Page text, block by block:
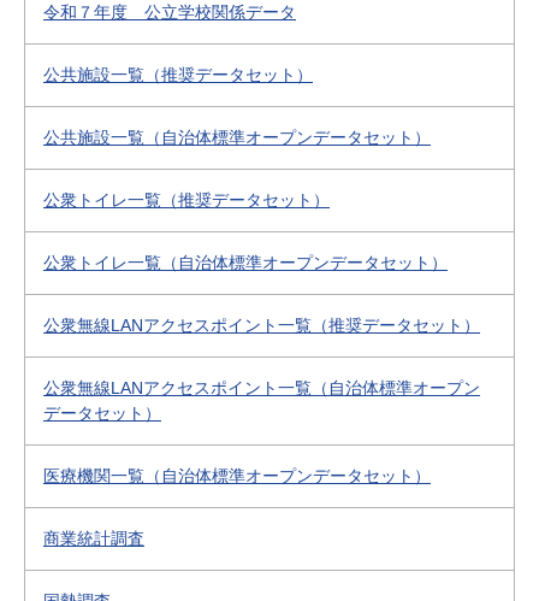
令和７年度 公立学校関係データ
公共施設一覧（推奨データセット）
公共施設一覧（自治体標準オープンデータセット）
公衆トイレ一覧（推奨データセット）
公衆トイレ一覧（自治体標準オープンデータセット）
公衆無線LANアクセスポイント一覧（推奨データセット）
公衆無線LANアクセスポイント一覧（自治体標準オープン
データセット）
医療機関一覧（自治体標準オープンデータセット）
商業統計調査